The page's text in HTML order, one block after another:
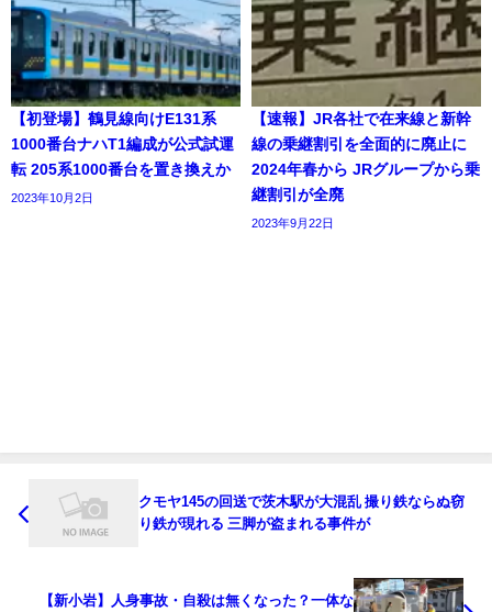
【初登場】鶴見線向けE131系
1000番台ナハT1編成が公式試運
転 205系1000番台を置き換えか
2023年10月2日
【速報】JR各社で在来線と新幹
線の乗継割引を全面的に廃止に
2024年春から JRグループから乗
継割引が全廃
2023年9月22日
クモヤ145の回送で茨木駅が大混乱 撮り鉄ならぬ窃
り鉄が現れる 三脚が盗まれる事件が
【新小岩】人身事故・自殺は無くなった？一体な